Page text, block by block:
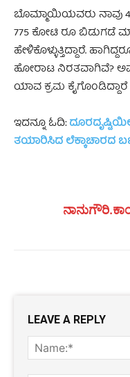
ಬೊಮ್ಮಾಯಿಯವರು ನಾವು
775 ಕೋಟಿ ರೂ ಬಿಡುಗಡೆ
ಹೇಳಿಕೊಳ್ಳುತ್ತಿದ್ದಾರೆ.
ಹೋರಾಟ ನಿರತವಾಗಿವೆ?
ಯಾವ ಕ್ರಮ ಕೈಗೊಂಡಿದ್ದಾರೆ
ಇದನ್ನೂ ಓದಿ:
ತಯಾರಿಸಿದ ಲೆಕ್ಕಾಚಾರದ
LEAVE A REPLY